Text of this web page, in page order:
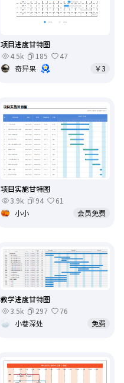
项目进度甘特图
4.5k
185
47
奇异果
￥3
项目实施甘特图
3.9k
94
61
小小
会员免费
教学进度甘特图
3.5k
297
76
小巷深处
免费